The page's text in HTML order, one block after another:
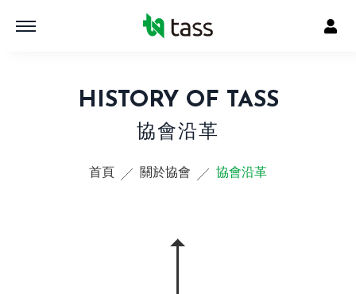
HISTORY OF TASS
協會沿革
首頁 關於協會 協會沿革